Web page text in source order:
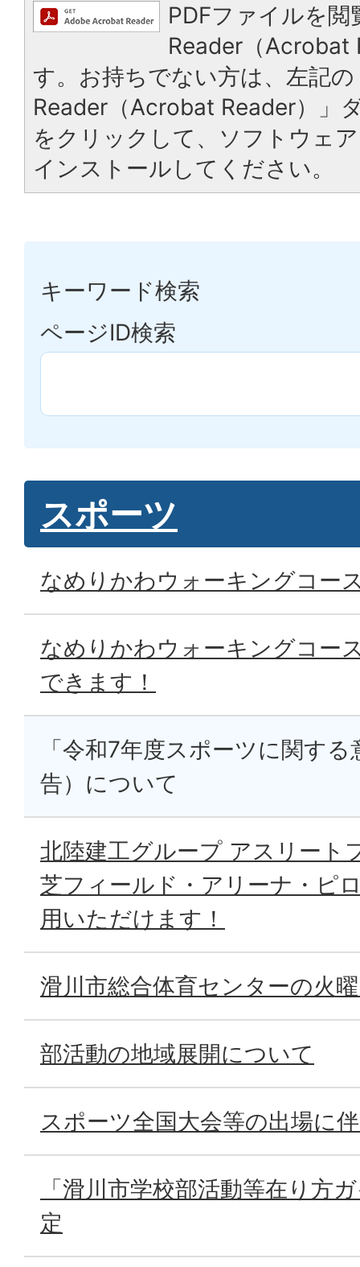
PDFファイルを
Reader（Acrobat
す。お持ちでない方は、左記
Reader（Acrobat Reader）」
をクリックして、ソフトウェ
インストールしてください。
キーワード検索
ページID検索
スポーツ
なめりかわウォーキングコー
なめりかわウォーキングコー
できます！
「令和7年度スポーツに関す
告）について
北陸建工グループ アスリート
芝フィールド・アリーナ・ピ
用いただけます！
滑川市総合体育センターの火
部活動の地域展開について
スポーツ全国大会等の出場に
「滑川市学校部活動等在り方
定